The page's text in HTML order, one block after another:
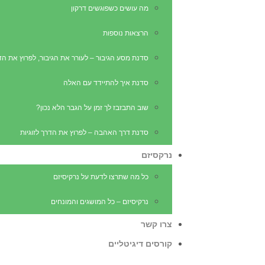
מה עושים כשפוגשים דרקון
הרצאות נוספות
סדנת מסע הגיבור – לעורר את הגיבור, לפרוץ את
סדנת איך להתיידד עם האלה
שוב התבזבז לך זמן על הגבר הלא נכון?
סדנת דרך האהבה – לפרוץ את הדרך לזוגיות
נרקסיזם
כל מה שתרצו לדעת על נרקיסיזם
נרקיסיזם – כל המושגים והמונחים
צרו קשר
קורסים דיגיטליים